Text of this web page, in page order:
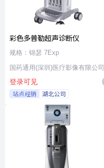
彩色多普勒超声诊断仪
规格：锦瑟 7Exp
国药通用(深圳)医疗影像有限公司
登录可见
站点经销 湖北公司